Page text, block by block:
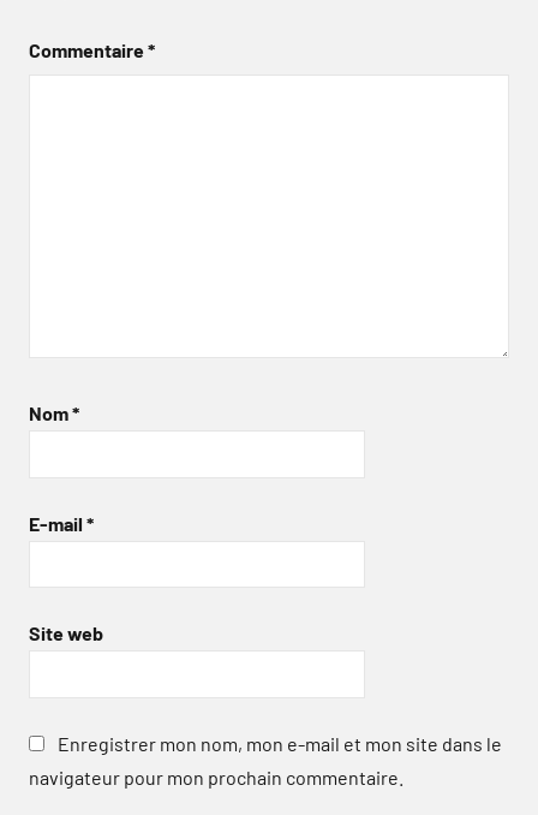
Commentaire*
Nom*
E-mail *
Site web
Enregistrer mon nom, mon e-mail et mon site dans le
navigateur pour mon prochain commentaire.